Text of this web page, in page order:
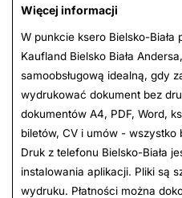
Więcej informacji
W punkcie ksero Bielsko-Biała
Kaufland Bielsko Biała
samoobsługową idealną, gdy
wydrukować dokument bez
dokumentów A4, PDF, Word,
biletów, CV i umów - wszystko
Druk z telefonu Bielsko-Biała
instalowania aplikacji. Pliki są
wydruku. Płatności można